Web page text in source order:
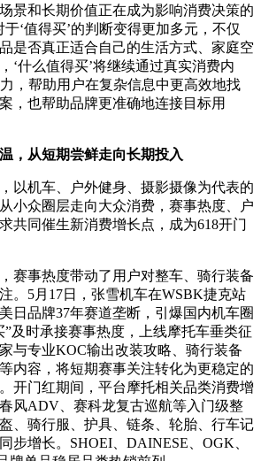
景和长期价值正在成为影响消费决策的
‘值得买’的判断变得更加多元，不仅
是否真正适合自己的生活方式、家庭空
‘什么值得买’将继续通过真实消费内
，帮助用户在复杂信息中更高效地找
，也帮助品牌更准确地连接目标用
，从短期尝鲜走向长期投入
以机车、户外健身、摄影摄像为代表的
小众圈层走向大众消费，赛事热度、户
共同催生新消费增长点，成为618开门
赛事热度带动了用户对整车、骑行装备
。5月17日，张雪机车在WSBK捷克站
日品牌37年赛道垄断，引爆国内机车圈
”及时承接赛事热度，上线摩托车垂类征
与专业KOC输出改装攻略、骑行装备
内容，将短期赛事关注转化为更稳定的
开门红期间，平台摩托相关品类消费增
风ADV、赛科龙复古巡航等入门级整
、骑行服、护具、链条、轮胎、行车记
步增长。SHOEI、DAINESE、OGK、